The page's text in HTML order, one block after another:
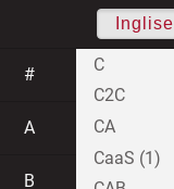
Inglise
#
A
B
C
C2C
CA
CaaS (1)